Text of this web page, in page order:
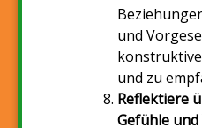
und
und zu
Reflektiere
Gefühle